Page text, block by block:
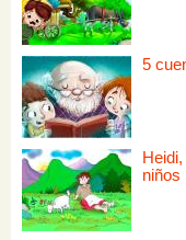
5
niños